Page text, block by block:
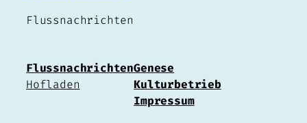
Flussnachrichten
Flussnachrichten
Hofladen
Genese
Kulturbetrieb
Impressum